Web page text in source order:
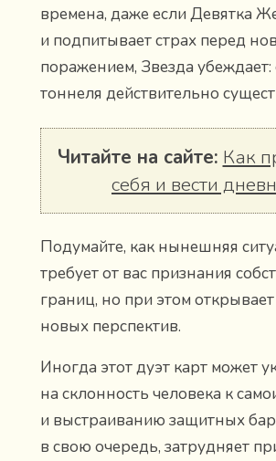
времена, даже если Девятка
и подпитывает страх перед
поражением, Звезда убеждает:
тоннеля действительно
Читайте на сайте: Как
себя и вести
Подумайте, как нынешняя
требует от вас признания
границ, но при этом
новых перспектив.
Иногда этот дуэт карт может
на склонность человека к
и выстраиванию защитных
в свою очередь, затрудняет